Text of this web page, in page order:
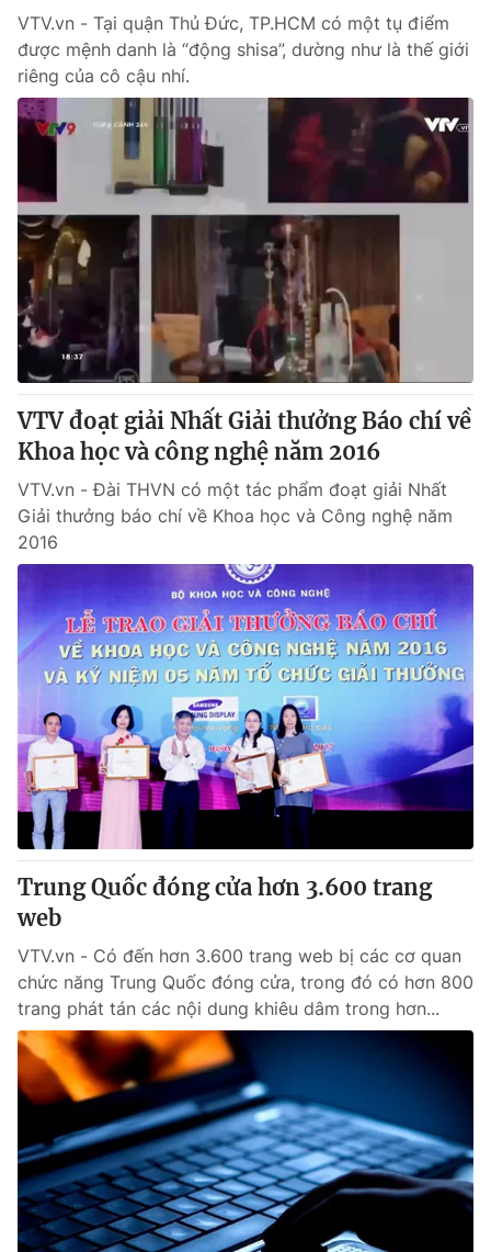
Photo Infographic
Video
VTV Money VTV Thể thao
VTV Sức khoẻ Bất động sản
Thị trường 24h Tấm lòng Việt
VTV4 Vươn mình bằng AI
VTV9 VTV8
Liên hệ tòa soạn English
THỜI BÁO VTV
Theo dõi báo trên
Cơ quan chủ quản:
Đài Truyền hình Việt Nam
Cơ quan báo chí:Thời báo VTV
Giấy phép hoạt động báo in và báo điện tử số 483/GP-BTTTT
cấp ngày 29/12/2023
Tổng Biên tập:
Vũ Thanh Thủy
Phó Tổng Biên tập:Nguyễn Thị Mỹ Hạnh, Phạm Quốc Thắng,
Nguyễn Trọng Ninh
Tổng đài VTV:
Ðiện thoại Thời báo VTV:
Email: toasoan@vtv.vn
Liên hệ quảng cáo:024-7300.7108
VTV.vn - Tại quận Thủ Đức, TP.HCM có một tụ điểm
được mệnh danh là “động shisa”, dường như là thế giới
riêng của cô cậu nhí.
VTV đoạt giải Nhất Giải thưởng Báo chí về
Khoa học và công nghệ năm 2016
VTV.vn - Đài THVN có một tác phẩm đoạt giải Nhất
Giải thưởng báo chí về Khoa học và Công nghệ năm
2016
Trung Quốc đóng cửa hơn 3.600 trang
web
VTV.vn - Có đến hơn 3.600 trang web bị các cơ quan
chức năng Trung Quốc đóng cửa, trong đó có hơn 800
trang phát tán các nội dung khiêu dâm trong hơn...